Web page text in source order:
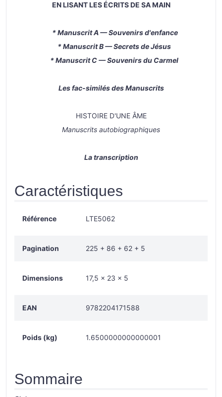
EN LISANT LES ÉCRITS DE SA MAIN
* Manuscrit A — Souvenirs d'enfance
* Manuscrit B — Secrets de Jésus
* Manuscrit C — Souvenirs du Carmel
Les fac-similés des Manuscrits
HISTOIRE D'UNE ÂME
Manuscrits autobiographiques
La transcription
Caractéristiques
Référence LTE5062
Pagination 225 + 86 + 62 + 5
Dimensions 17,5 x 23 x 5
EAN 9782204171588
Poids (kg) 1.6500000000000001
Sommaire